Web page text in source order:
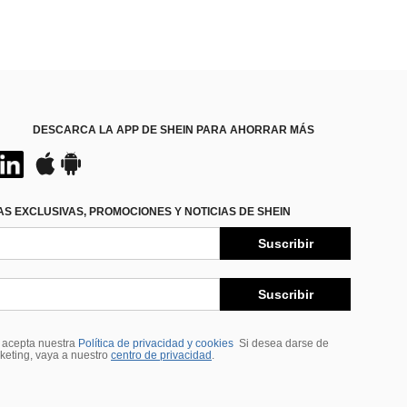
DESCARCA LA APP DE SHEIN PARA AHORRAR MÁS
EXCLUSIVAS, PROMOCIONES Y NOTICIAS DE SHEIN
Suscribir
Suscribir
nuestra Política de privacidad y cookies Si desea darse de
vaya a nuestro centro de privacidad .